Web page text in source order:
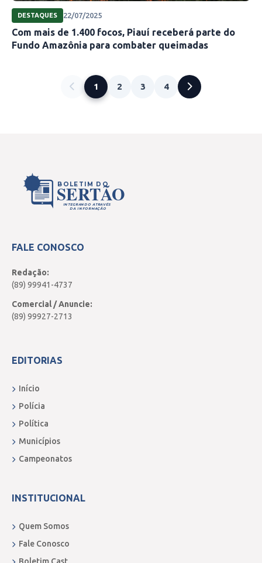
DESTAQUES 22/07/2025
Com mais de 1.400 focos, Piauí receberá parte do
Fundo Amazônia para combater queimadas
1 2 3 4
BOLETIM DO
SERTÃO
INTEGRANDO ATRAVÉS
DA INFORMAÇÃO
FALE CONOSCO
Redação:
(89) 99941-4737
Comercial / Anuncie:
(89) 99927-2713
EDITORIAS
Início
Polícia
Política
Municípios
Campeonatos
INSTITUCIONAL
Quem Somos
Fale Conosco
Boletim Cast